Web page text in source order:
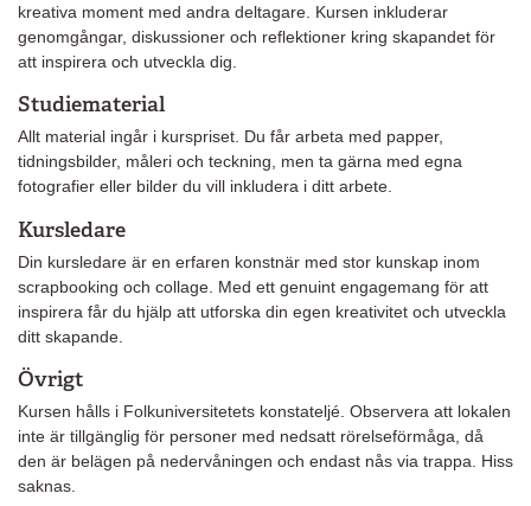
kreativa moment med andra deltagare. Kursen inkluderar
genomgångar, diskussioner och reflektioner kring skapandet för
att inspirera och utveckla dig.
Studiematerial
Allt material ingår i kurspriset. Du får arbeta med papper,
tidningsbilder, måleri och teckning, men ta gärna med egna
fotografier eller bilder du vill inkludera i ditt arbete.
Kursledare
Din kursledare är en erfaren konstnär med stor kunskap inom
scrapbooking och collage. Med ett genuint engagemang för att
inspirera får du hjälp att utforska din egen kreativitet och utveckla
ditt skapande.
Övrigt
Kursen hålls i Folkuniversitetets konstateljé. Observera att lokalen
inte är tillgänglig för personer med nedsatt rörelseförmåga, då
den är belägen på nedervåningen och endast nås via trappa. Hiss
saknas.